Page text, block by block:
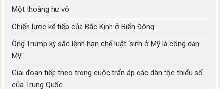
Một thoáng hư vô
Chiến lược kế tiếp của Bắc Kinh ở Biển Đông
Ông Trump ký sắc lệnh hạn chế luật ‘sinh ở Mỹ là công dân
Mỹ’
Giai đoạn tiếp theo trong cuộc trấn áp các dân tộc thiểu số
của Trung Quốc